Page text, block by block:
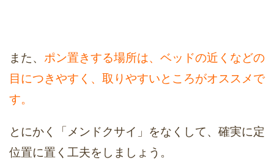
また、 ポン置きする場所は、ベッドの近くなどの
目につきやすく、取りやすいところがオススメで
す。
とにかく「メンドクサイ」をなくして、確実に定
位置に置く工夫をしましょう。